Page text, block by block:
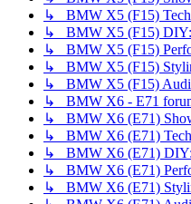
↳ BMW X5 (F15)
↳ BMW X5 (F15) DIY:
↳ BMW X5 (F15)
↳ BMW X5 (F15)
↳ BMW X5 (F15)
↳ BMW X6 - E71
↳ BMW X6 (E71)
↳ BMW X6 (E71)
↳ BMW X6 (E71) DIY:
↳ BMW X6 (E71)
↳ BMW X6 (E71)